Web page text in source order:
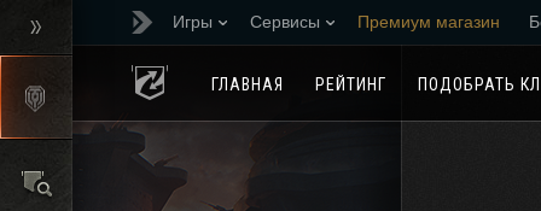
Игры Сервисы Премиум магазин
ГЛАВНАЯ
РЕЙТИНГ ПОДОБРАТЬ